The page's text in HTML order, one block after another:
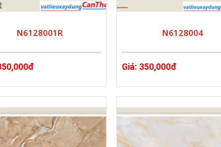
N6128001R N6128004
Giá: 350,000đ